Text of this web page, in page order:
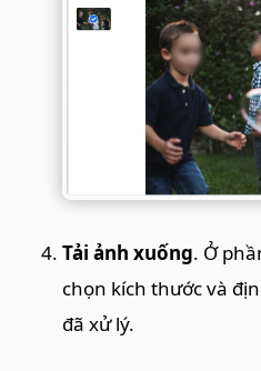
Tải ảnh xuống. Ở
chọn kích thước và
đã xử lý.